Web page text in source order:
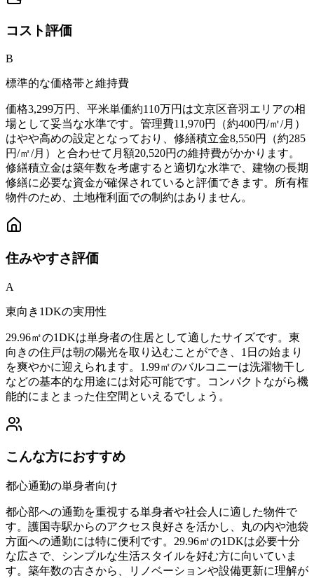
コスト評価
B
標準的な価格帯と維持費
価格3,299万円、平米単価約110万円は文京区音羽エリアの相
場として妥当な水準です。管理費11,970円（約400円/㎡/月）
はやや高めの設定となっており、修繕積立金8,550円（約285
円/㎡/月）と合わせて月額20,520円の維持費がかかります。
修繕積立金は築年数を考慮すると適切な水準で、建物の長期
修繕に必要な資金が確保されていると評価できます。所有権
物件のため、土地権利面での制約はありません。
住みやすさ評価
A
東向き1DKの実用性
29.96㎡の1DKは単身者の住居として適したサイズです。東
向きの住戸は朝の陽光を取り込むことができ、1日の始まり
を爽やかに迎えられます。1.99㎡のバルコニーは洗濯物干し
などの基本的な用途には対応可能です。コンパクトながら機
能的にまとまった住空間といえるでしょう。
こんな方におすすめ
都心通勤の単身者向け
都心部への通勤を重視する単身者や社会人に適した物件で
す。護国寺駅からのアクセス良好さを活かし、丸の内や池袋
方面への通勤には特に便利です。29.96㎡の1DKは必要十分
な広さで、シンプルな生活スタイルを好む方に向いていま
す。築年数の古さから、リノベーションや設備更新に理解が